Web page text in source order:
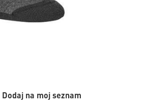
Dodaj na moj seznam